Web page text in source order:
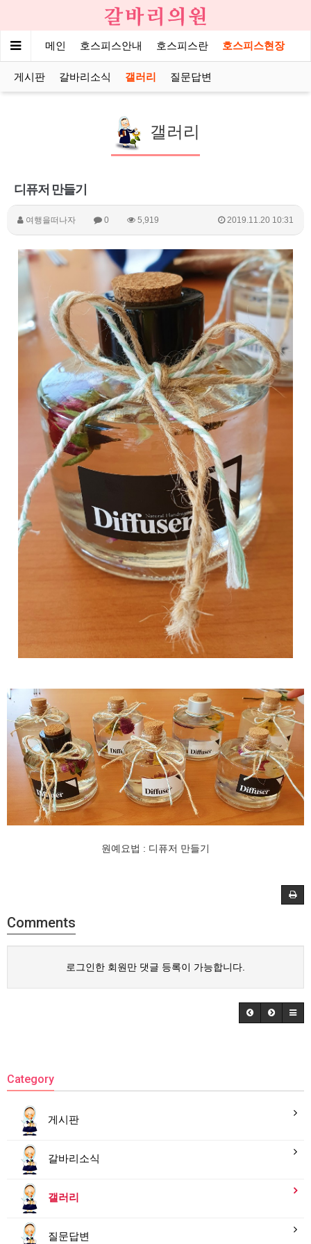
메인 호스피스안내 호스피스란 호스피스현장
게시판 갈바리소식 갤러리 질문답변
갤러리
디퓨저 만들기
여행을떠나자 0 5,919 2019.11.20 10:31
원예요법 : 디퓨저 만들기
Comments
로그인한 회원만 댓글 등록이 가능합니다.
Category
게시판
갈바리소식
갤러리
질문답변